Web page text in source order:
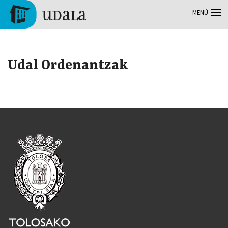
Pasar al contenido principal
Udal Ordenantzak
MENÚ